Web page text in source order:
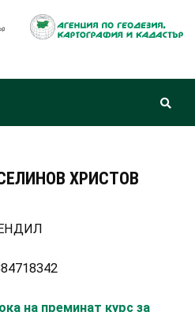
ХРИСТОВ
на преминат курс за